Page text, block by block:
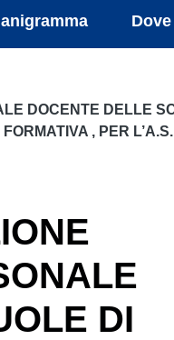
DOCENTE DELLE
, PER
DI